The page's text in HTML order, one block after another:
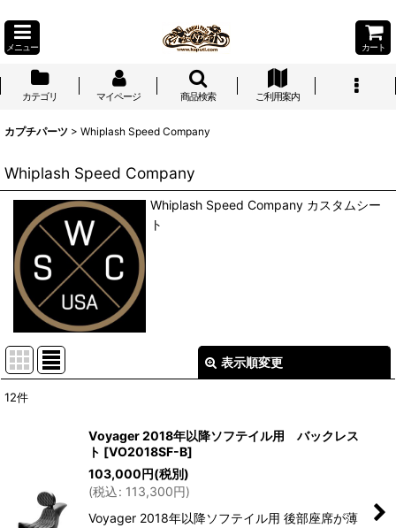
メニュー カート
カテゴリ マイページ 商品検索 ご利用案内
カプチパーツ > Whiplash Speed Company
Whiplash Speed Company
Whiplash Speed Company カスタムシー
ト
表示順変更
絞り込む
12件
Voyager 2018年以降ソフテイル用 バックレス
ト [VO2018SF-B]
103,000円(税別)
(税込: 113,300円)
Voyager 2018年以降ソフテイル用 後部座席が薄